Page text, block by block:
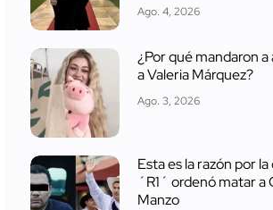
Ago. 4, 2026
¿Por qué mandaron a
a Valeria Márquez?
Ago. 3, 2026
Esta es la razón por
´R1´ ordenó matar a
Manzo